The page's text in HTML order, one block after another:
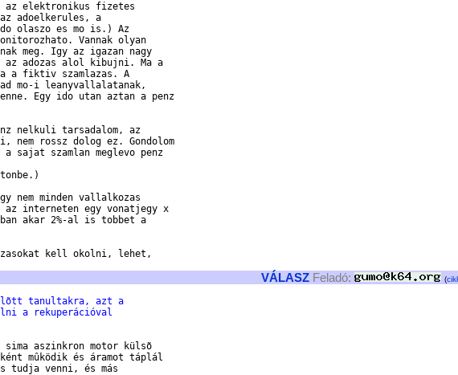
az elektronikus fizetes
adoelkerules, a
olaszo es mo is.) Az
Vannak olyan
meg. Igy az igazan nagy
az adozas alol kibujni. Ma a
a fiktiv szamlazas. A
mo-i leanyvallalatanak,
Egy ido utan aztan a penz
nelkuli tarsadalom, az
rossz dolog ez. Gondolom
sajat szamlan meglevo penz
nem minden vallalkozas
az interneten egy vonatjegy x
akar 2%-al is tobbet a
kell okolni, lehet,
VÁLASZ Feladó: (
tanultakra, azt a
a rekuperációval
sima aszinkron motor külsõ
mûködik és áramot táplál
tudja venni, és más